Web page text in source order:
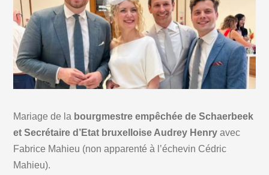
Mariage de la bourgmestre empêchée de Schaerbeek
et Secrétaire d’Etat bruxelloise Audrey Henry avec
Fabrice Mahieu (non apparenté à l’échevin Cédric
Mahieu).